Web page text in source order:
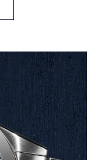
Sammler an.